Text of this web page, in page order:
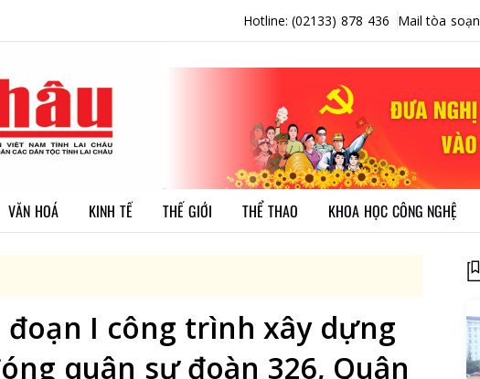
Hotline: (02133) 878 436 Mail tòa soạn
VĂN HOÁ KINH TẾ THẾ GIỚI THỂ THAO KHOA HỌC CÔNG NGHỆ
I công trình xây dựng
quân sư đoàn 326, Quân